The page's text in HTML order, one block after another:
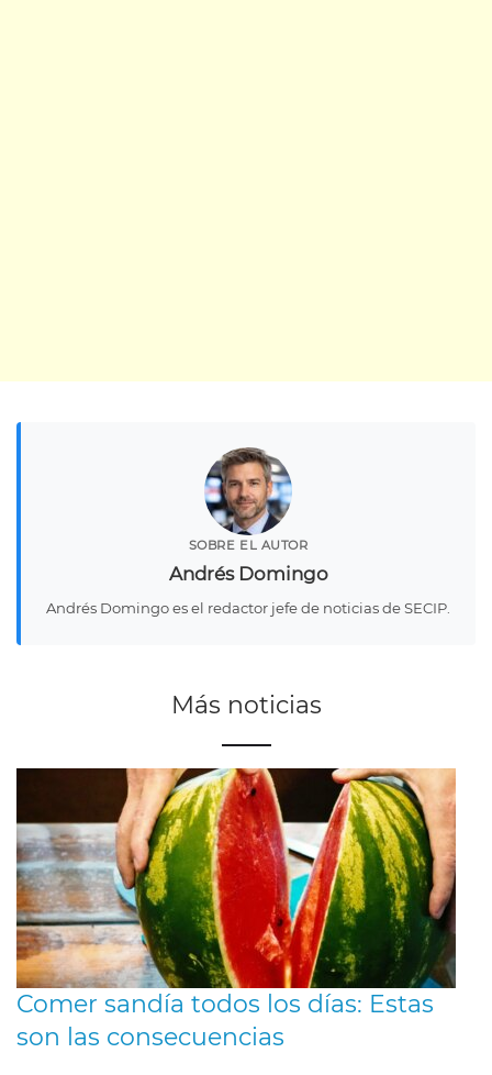
SOBRE EL AUTOR
Andrés Domingo
Andrés Domingo es el redactor jefe de noticias de SECIP.
Más noticias
Comer sandía todos los días: Estas
son las consecuencias